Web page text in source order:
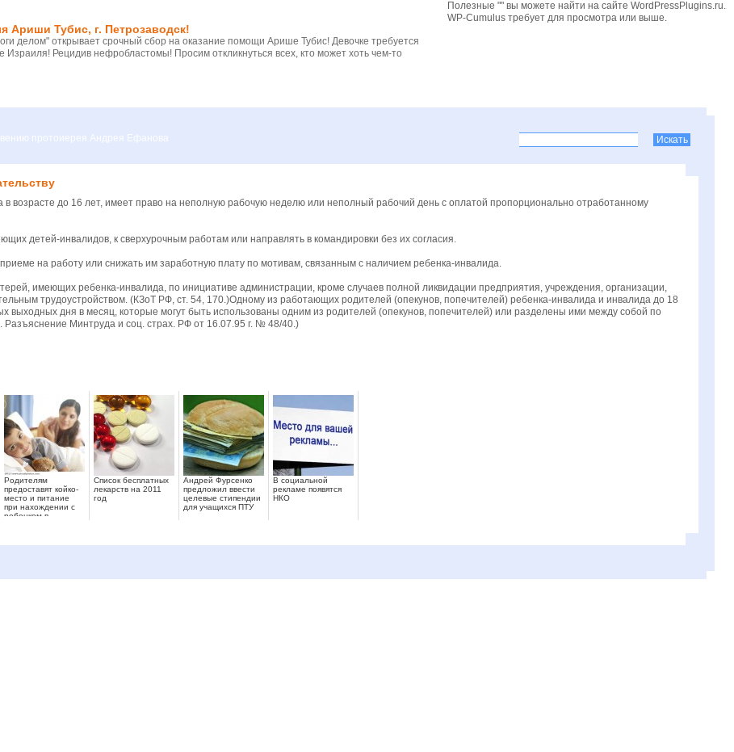
Ариши Тубис, г. Петрозаводск!
делом" открывает срочный сбор на оказание помощи Арише Тубис! Девочке требуется
Израиля! Рецидив нефробластомы! Просим откликнуться всех, кто может хоть чем-то
Полезные "" вы можете найти на сайте WordPressPlugins.ru.
WP-Cumulus требует для просмотра или выше.
протоиерея Андрея Ефанова
до 16 лет, имеет право на неполную рабочую неделю или неполный рабочий день с оплатой пропорционально отработанному
детей-инвалидов, к сверхурочным работам или направлять в командировки без их согласия.
на работу или снижать им заработную плату по мотивам, связанным с наличием ребенка-инвалида.
имеющих ребенка-инвалида, по инициативе администрации, кроме случаев полной ликвидации предприятия, учреждения, организации,
трудоустройством. (КЗоТ РФ, ст. 54, 170.)Одному из работающих родителей (опекунов, попечителей) ребенка-инвалида и инвалида до 18
выходных дня в месяц, которые могут быть использованы одним из родителей (опекунов, попечителей) или разделены ими между собой по
Минтруда и соц. страх. РФ от 16.07.95 г. № 48/40.)
Родителям
предоставят койко-
место и питание
при нахождении с
ребенком в
Список бесплатных
лекарств на 2011
год
Андрей Фурсенко
предложил ввести
целевые стипендии
для учащихся ПТУ
В социальной
рекламе появятся
НКО